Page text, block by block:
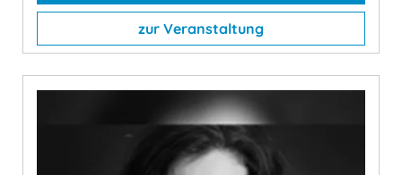
zur Veranstaltung